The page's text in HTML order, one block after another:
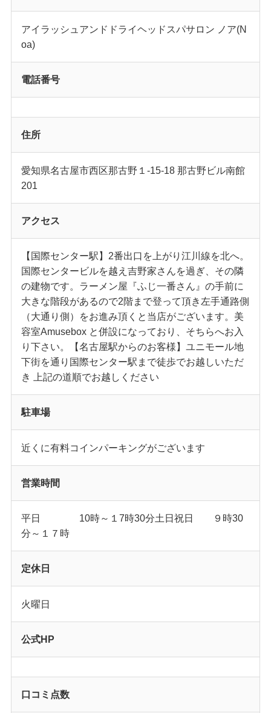
アイラッシュアンドドライヘッドスパサロン ノア(N
oa)
電話番号
住所
愛知県名古屋市西区那古野１-15-18 那古野ビル南館
201
アクセス
【国際センター駅】2番出口を上がり江川線を北へ。
国際センタービルを越え吉野家さんを過ぎ、その隣
の建物です。ラーメン屋『ふじ一番さん』の手前に
大きな階段があるので2階まで登って頂き左手通路側
（大通り側）をお進み頂くと当店がございます。美
容室Amusebox と併設になっており、そちらへお入
り下さい。【名古屋駅からのお客様】ユニモール地
下街を通り国際センター駅まで徒歩でお越しいただ
き 上記の道順でお越しください
駐車場
近くに有料コインパーキングがございます
営業時間
平日 10時～１7時30分土日祝日 ９時30
分～１７時
定休日
火曜日
公式HP
口コミ点数